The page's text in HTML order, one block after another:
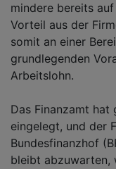
mindere bereits
Vorteil aus der
somit an einer
grundlegenden
Arbeitslohn.
Das Finanzamt hat
eingelegt, und der
Bundesfinanzhof
bleibt abzuwarten,